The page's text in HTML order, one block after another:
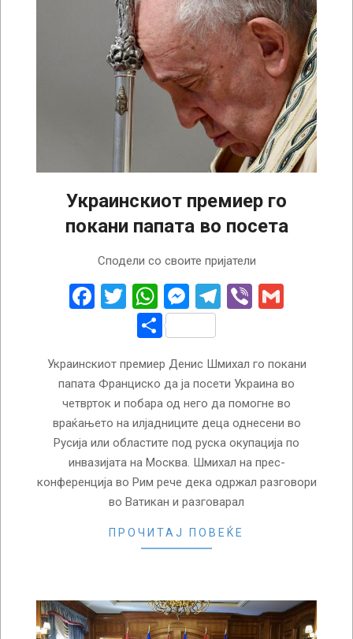
Украинскиот премиер го
покани папата во посета
Сподели со своите пријатели
Facebook
Twitter
WhatsApp
Messenger
Telegram
Viber
Share
Украинскиот премиер Денис Шмихал го покани
папата Франциско да ја посети Украина во
четврток и побара од него да помогне во
враќањето на илјадниците деца однесени во
Русија или областите под руска окупација по
инвазијата на Москва. Шмихал на прес-
конференција во Рим рече дека одржал разговори
во Ватикан и разговарал
ПРОЧИТАЈ ПОВЕЌЕ